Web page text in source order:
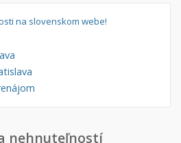
na slovenskom webe!
nehnuteľností